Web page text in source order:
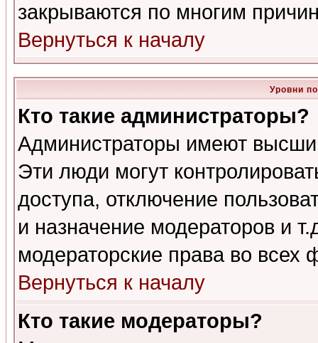
закрываются по многим
Вернуться к началу
Уровни
Кто такие администраторы?
Администраторы имеют
Эти люди могут
доступа, отключение
и назначение модераторов и
модераторские права во всех
Вернуться к началу
Кто такие модераторы?